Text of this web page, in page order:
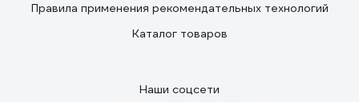
Правила применения рекомендательных технологий
Каталог товаров
Наши соцсети